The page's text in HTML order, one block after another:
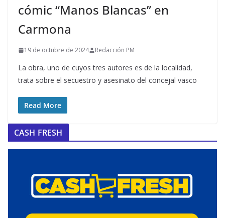
cómic “Manos Blancas” en
Carmona
19 de octubre de 2024 Redacción PM
La obra, uno de cuyos tres autores es de la localidad,
trata sobre el secuestro y asesinato del concejal vasco
Read More
CASH FRESH